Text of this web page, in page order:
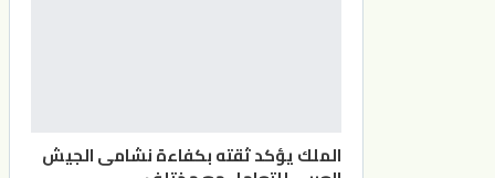
الملك يؤكد ثقته بكفاءة نشامى الجيش